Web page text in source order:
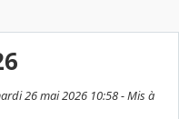
26 mai 2026 10:58 - Mis à